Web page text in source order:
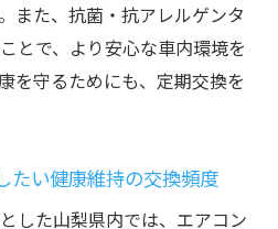
また、抗菌・抗アレルゲンタ
とで、より安心な車内環境を
を守るためにも、定期交換を
たい健康維持の交換頻度
した山梨県内では、エアコン